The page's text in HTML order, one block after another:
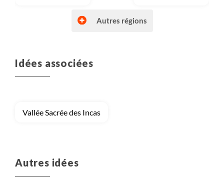
Voyage
Cuzco et Machu Picchu
Autres régions
Idées associées
Vallée Sacrée des Incas
Autres idées